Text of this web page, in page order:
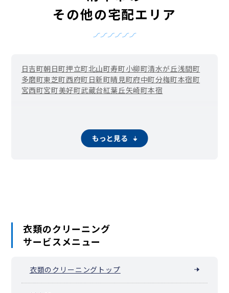
その他の宅配エリア
日吉町朝日町押立町北山町寿町小柳町清水が丘浅間町
多磨町東芝町西府町 日新町晴見町府中町分梅町本宿町
宮西町宮町美好町武蔵台紅葉丘矢崎町本宿
もっと見る
衣類のクリーニング
サービスメニュー
衣類のクリーニングトップ